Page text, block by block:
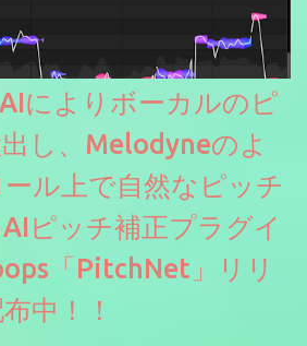
AIによりボーカルのピ
し、Melodyneのよ
ル上で自然なピッチ
ピッチ補正プラグイ
「PitchNet」リリ
中！！